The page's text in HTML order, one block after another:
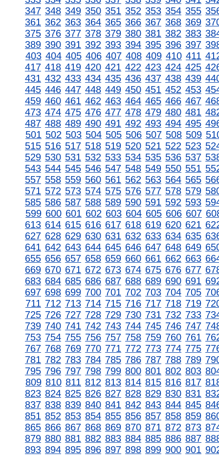
347 348 349 350 351 352 353 354 355
361 362 363 364 365 366 367 368 369
375 376 377 378 379 380 381 382 383
389 390 391 392 393 394 395 396 397
403 404 405 406 407 408 409 410 411
417 418 419 420 421 422 423 424 425
431 432 433 434 435 436 437 438 439
445 446 447 448 449 450 451 452 453
459 460 461 462 463 464 465 466 467
473 474 475 476 477 478 479 480 481
487 488 489 490 491 492 493 494 495
501 502 503 504 505 506 507 508 509
515 516 517 518 519 520 521 522 523
529 530 531 532 533 534 535 536 537
543 544 545 546 547 548 549 550 551
557 558 559 560 561 562 563 564 565
571 572 573 574 575 576 577 578 579
585 586 587 588 589 590 591 592 593
599 600 601 602 603 604 605 606 607
613 614 615 616 617 618 619 620 621
627 628 629 630 631 632 633 634 635
641 642 643 644 645 646 647 648 649
655 656 657 658 659 660 661 662 663
669 670 671 672 673 674 675 676 677
683 684 685 686 687 688 689 690 691
697 698 699 700 701 702 703 704 705
711 712 713 714 715 716 717 718 719
725 726 727 728 729 730 731 732 733
739 740 741 742 743 744 745 746 747
753 754 755 756 757 758 759 760 761
767 768 769 770 771 772 773 774 775
781 782 783 784 785 786 787 788 789
795 796 797 798 799 800 801 802 803
809 810 811 812 813 814 815 816 817
823 824 825 826 827 828 829 830 831
837 838 839 840 841 842 843 844 845
851 852 853 854 855 856 857 858 859
865 866 867 868 869 870 871 872 873
879 880 881 882 883 884 885 886 887
893 894 895 896 897 898 899 900 901